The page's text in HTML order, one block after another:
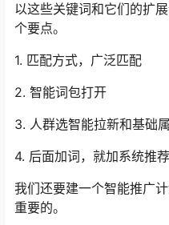
以这些关键词和它们的扩
个要点。
1. 匹配方式，广泛匹配
2. 智能词包打开
3. 人群选智能拉新和基础
4. 后面加词，就加系统推
我们还要建一个智能推广
重要的。